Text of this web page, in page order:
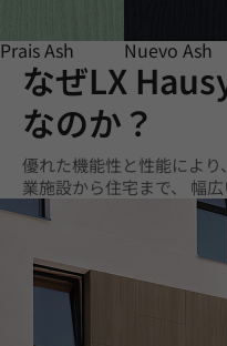
Prais Ash Nuevo Ash
なぜLX
なのか？
優れた機能性と性能によ
業施設から住宅まで、 幅